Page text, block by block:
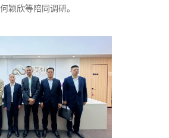
颖欣等陪同调研。